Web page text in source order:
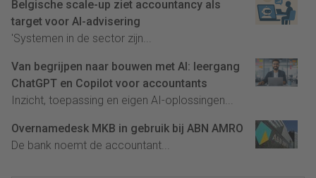
Belgische scale-up ziet accountancy als
target voor AI-advisering
'Systemen in de sector zijn...
Van begrijpen naar bouwen met AI: leergang
ChatGPT en Copilot voor accountants
Inzicht, toepassing en eigen AI-oplossingen...
Overnamedesk MKB in gebruik bij ABN AMRO
De bank noemt de accountant...